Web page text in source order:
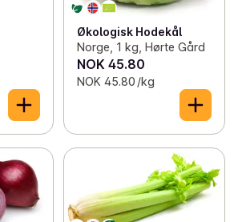
Økologisk Hodekål
Norge, 1 kg, Hørte Gård
NOK 45.80
NOK 45.80 /kg